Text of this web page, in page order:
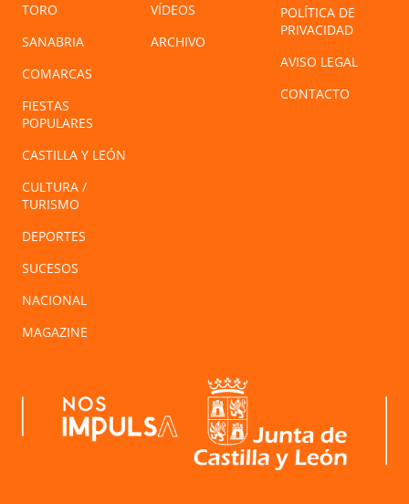
TORO
SANABRIA
COMARCAS
FIESTAS
POPULARES
CASTILLA Y LEÓN
CULTURA /
TURISMO
DEPORTES
SUCESOS
NACIONAL
MAGAZINE
VÍDEOS
ARCHIVO
POLÍTICA DE
PRIVACIDAD
AVISO LEGAL
CONTACTO